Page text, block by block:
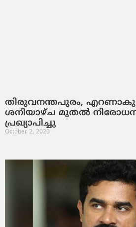
തിരുവനന്തപുരം,
ശനിയാഴ്ച മുതല്‍
പ്രഖ്യാപിച്ചു
October 2, 2020